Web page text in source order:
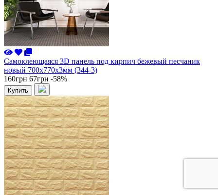
Самоклеющаяся 3D панель под кирпич бежевый песчаник
новый 700x770x3мм (344-3)
160грн 67грн -58%
Купить